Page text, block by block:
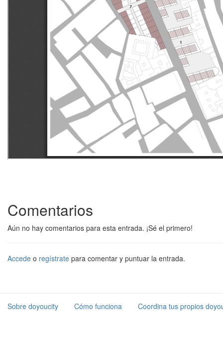
Comentarios
Aún no hay comentarios para esta entrada. ¡Sé el primero!
Accede o regístrate para comentar y puntuar la entrada.
Sobre doyoucity Cómo funciona Coordina tus propios